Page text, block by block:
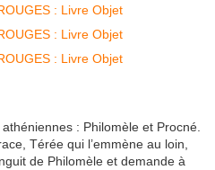
: Philomèle et Procné.
Térée qui l’emmène au loin,
de Philomèle et demande à